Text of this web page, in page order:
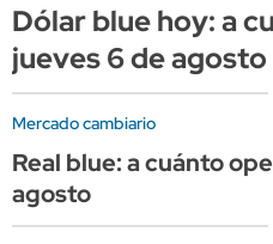
Dólar blue hoy: a
jueves 6 de agosto
Mercado cambiario
Real blue: a cuánto
agosto